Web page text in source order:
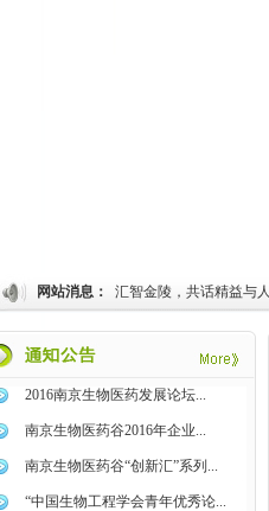
网站消息： 汇智金陵，共话精益与
2016南京生物医药发展论坛...
南京生物医药谷2016年企业...
南京生物医药谷“创新汇”系列...
“中国生物工程学会青年优秀论...